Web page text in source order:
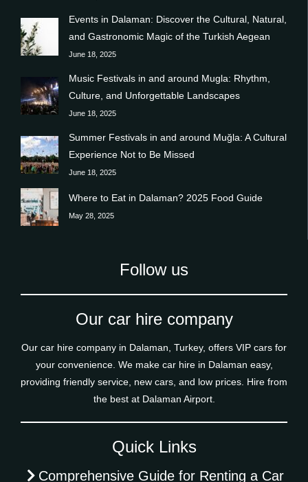
Events in Dalaman: Discover the Cultural, Natural,
and Gastronomic Magic of the Turkish Aegean
June 18, 2025
Music Festivals in and around Mugla: Rhythm,
Culture, and Unforgettable Landscapes
June 18, 2025
Summer Festivals in and around Muğla: A Cultural
Experience Not to Be Missed
June 18, 2025
Where to Eat in Dalaman? 2025 Food Guide
May 28, 2025
Follow us
Our car hire company
Our car hire company in Dalaman, Turkey, offers VIP cars for
your convenience. We make car hire in Dalaman easy,
providing friendly service, new cars, and low prices. Hire from
the best at Dalaman Airport.
Quick Links
Comprehensive Guide for Renting a Car